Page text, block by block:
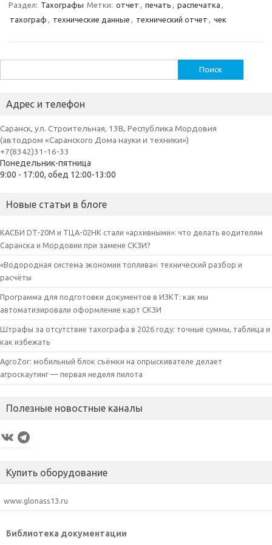
Раздел: Тахографы Метки: отчет , печать , распечатка ,
тахограф , технические данные , технический отчет , чек
Адрес и телефон
Саранск, ул. Строительная, 13В, Республика Мордовия
(автодром «Саранского Дома науки и техники»)
+7(8342)31-16-33
Понедельник-пятница
9:00 - 17:00, обед 12:00-13:00
Новые статьи в блоге
КАСБИ DT-20M и ТЦА-02НК стали «архивными»: что делать водителям
Саранска и Мордовии при замене СКЗИ?
«Водородная система экономии топлива»: технический разбор и
расчёты
Программа для подготовки документов в ИЗКТ: как мы
автоматизировали оформление карт СКЗИ
Штрафы за отсутствие тахографа в 2026 году: точные суммы, таблица и
как избежать
AgroZor: мобильный блок съёмки на опрыскивателе делает
агроскаутинг — первая неделя пилота
Полезные новостные каналы
VK Telegram
Купить оборудование
www.glonass13.ru
Библиотека документации